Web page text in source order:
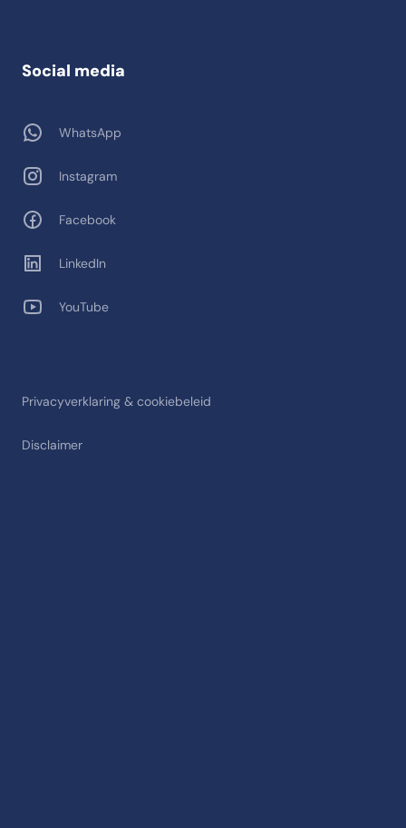
Privacyverklaring & cookiebeleid
Disclaimer
Social media
WhatsApp
Instagram
Facebook
LinkedIn
YouTube